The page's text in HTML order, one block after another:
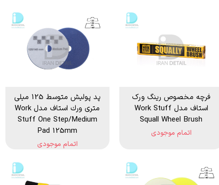
فرچه مخصوص رینگ ورک
استاف مدل Work Stuff
Squall Wheel Brush
اتمام موجودی
پد پولیش متوسط 125 میلی
متری ورك استاف مدل Work
Stuff One Step/Medium
Pad 125mm
اتمام موجودی